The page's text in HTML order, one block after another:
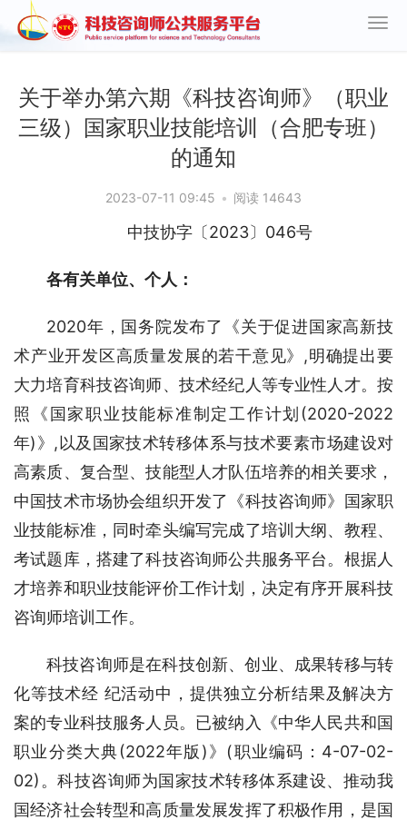
关于举办第六期《科技咨询师》（职业
三级）国家职业技能培训（合肥专班）
的通知
2023-07-11 09:45 • 阅读 14643
中技协字〔2023〕046号
各有关单位、个人：
2020年，国务院发布了《关于促进国家高新技
术产业开发区高质量发展的若干意见》,明确提出要
大力培育科技咨询师、技术经纪人等专业性人才。按
照《国家职业技能标准制定工作计划(2020-2022
年)》,以及国家技术转移体系与技术要素市场建设对
高素质、复合型、技能型人才队伍培养的相关要求，
中国技术市场协会组织开发了《科技咨询师》国家职
业技能标准，同时牵头编写完成了培训大纲、教程、
考试题库，搭建了科技咨询师公共服务平台。根据人
才培养和职业技能评价工作计划，决定有序开展科技
咨询师培训工作。
科技咨询师是在科技创新、创业、成果转移与转
化等技术经 纪活动中，提供独立分析结果及解决方
案的专业科技服务人员。已被纳入《中华人民共和国
职业分类大典(2022年版)》(职业编码：4-07-02-
02)。科技咨询师为国家技术转移体系建设、推动我
国经济社会转型和高质量发展发挥了积极作用，是国